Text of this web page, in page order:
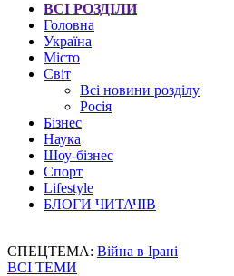
ВСІ РОЗДІЛИ
Головна
Україна
Місто
Світ
Всі новини розділу
Росія
Бізнес
Наука
Шоу-бізнес
Спорт
Lifestyle
БЛОГИ ЧИТАЧІВ
СПЕЦТЕМА: Війна в Ірані
ВСІ ТЕМИ